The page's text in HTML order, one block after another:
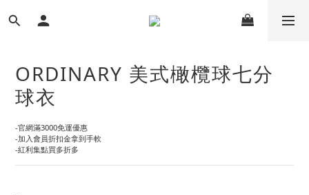
ORDINARY 美式橄欖球七分
球衣
-官網滿3000免運優惠
-加入會員折扣金拿到手軟
-紅利集點買多折多